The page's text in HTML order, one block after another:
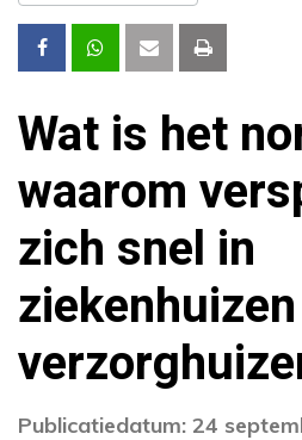
Wat is het
waarom
zich snel in
Publicatiedatum: 24